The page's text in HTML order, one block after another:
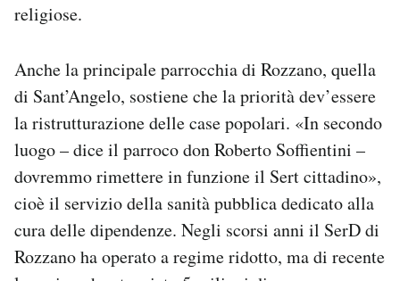
religiose.
Anche la principale parrocchia di Rozzano, quella
di Sant’Angelo, sostiene che la priorità dev’essere
la ristrutturazione delle case popolari. «In secondo
luogo – dice il parroco don Roberto Soffientini –
dovremmo rimettere in funzione il Sert cittadino»,
cioè il servizio della sanità pubblica dedicato alla
cura delle dipendenze. Negli scorsi anni il SerD di
Rozzano ha operato a regime ridotto, ma di recente